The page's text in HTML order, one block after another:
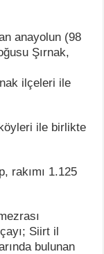
anayolun (98
Şırnak,
ilçeleri ile
ile birlikte
rakımı 1.125
Siirt il
bulunan